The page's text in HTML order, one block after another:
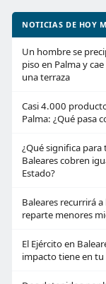
NOTICIAS DE HOY
Un hombre se
piso en Palma y
una terraza
Casi 4.000
Palma: ¿Qué pasa
¿Qué significa para
Baleares cobren
Estado?
Baleares recurrirá
reparte menores
El Ejército en
impacto tiene en tu